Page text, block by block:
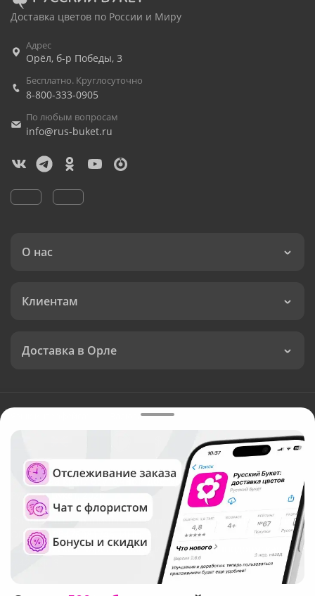
Доставка цветов по России и Миру
Адрес
Орёл, б-р Победы, 3
Бесплатно. Круглосуточно
8-800-333-0905
По любым вопросам
info@rus-buket.ru
О нас
Клиентам
Доставка в Орле
Валюта:
Служба круглосуточной доставки цветов в Орле
Русский Букет, 2026
Общество с ограниченной ответственностью «Технология»
ОГРН: 1195476081745, ИНН: 5410081997
Юридический адрес: г. Новосибирск, ул. Ипподромская,